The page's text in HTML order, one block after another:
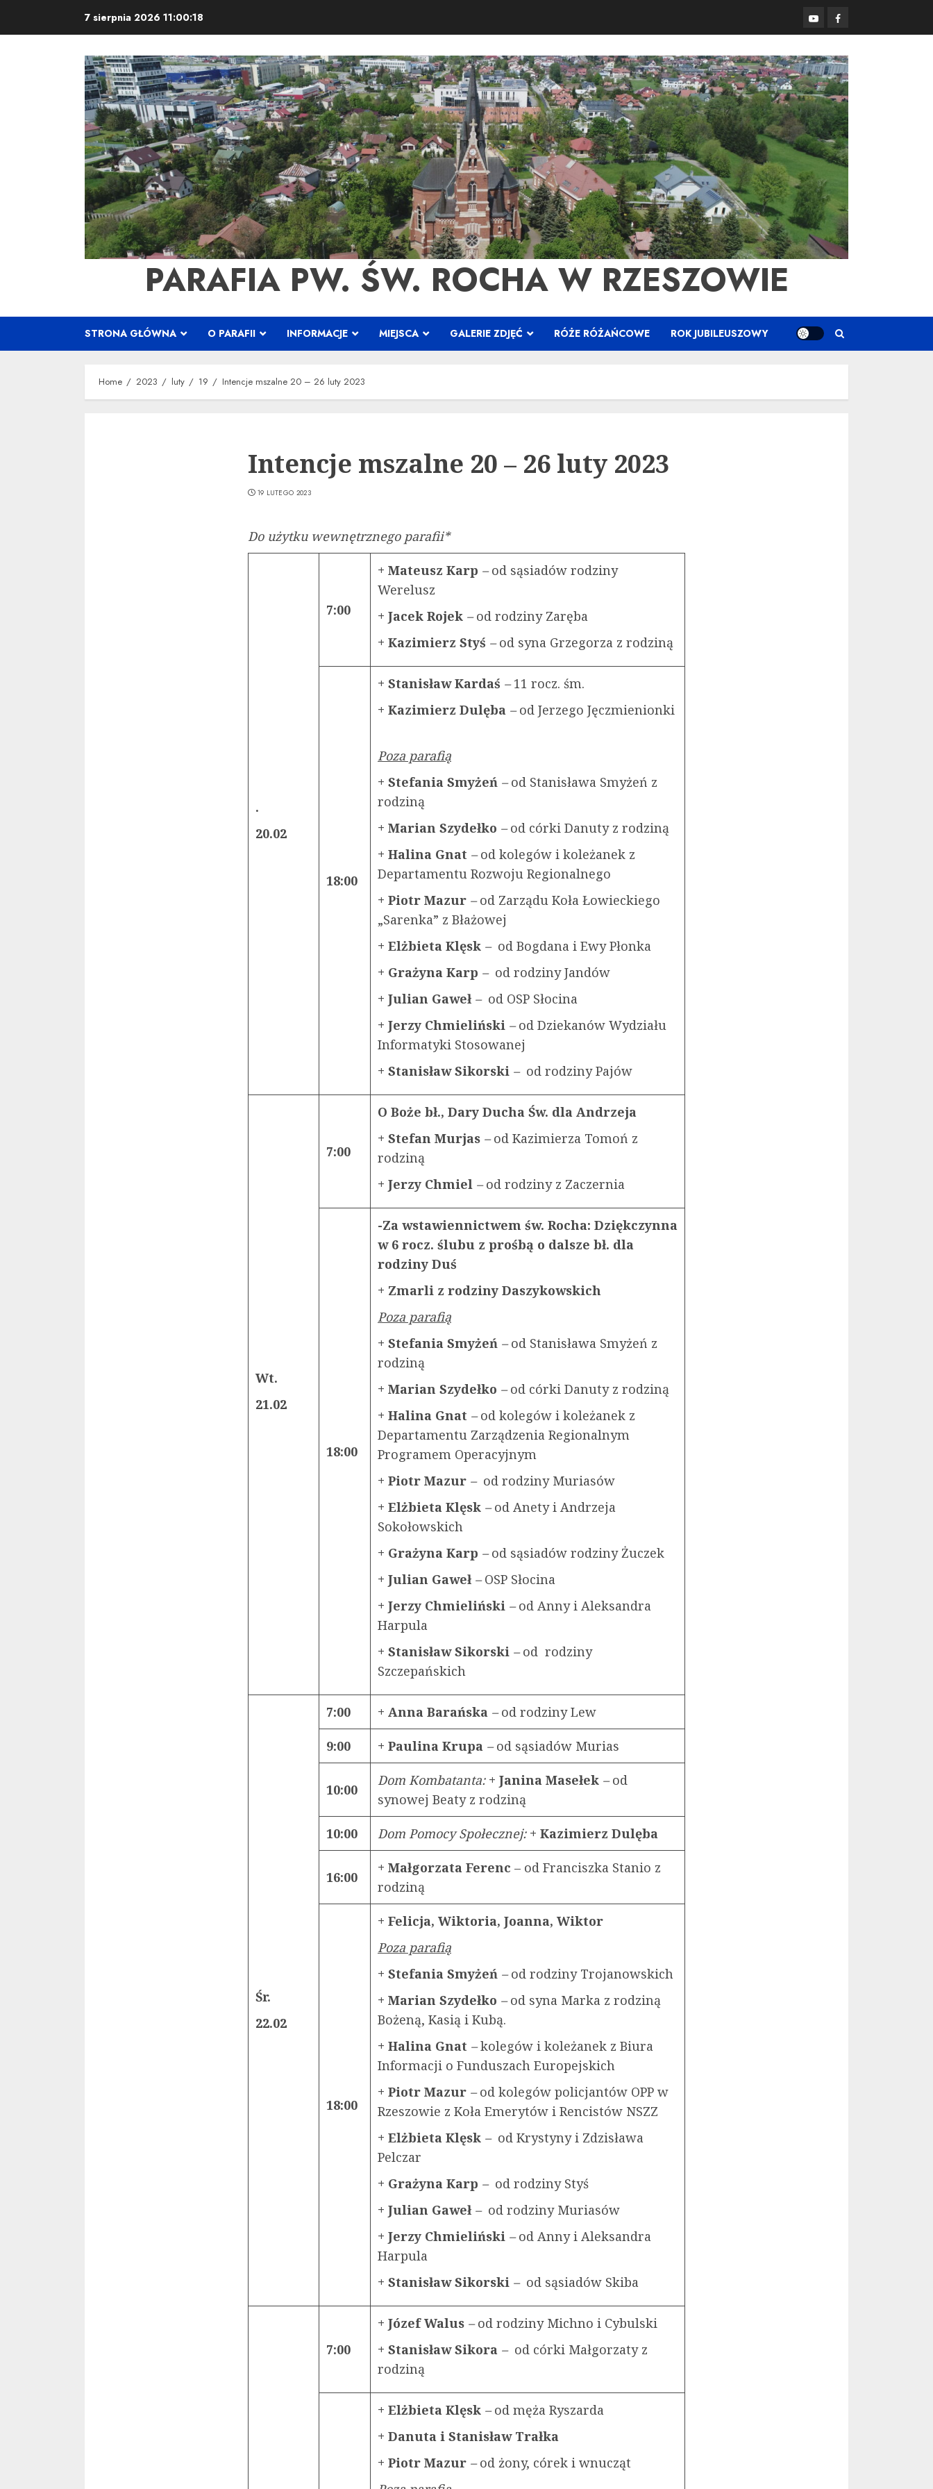
7 sierpnia 2026 11:00:19 YouTubeFacebook
PARAFIA PW. ŚW. ROCHA W RZESZOWIE
STRONA GŁÓWNA O PARAFII INFORMACJE MIEJSCA GALERIE ZDJĘĆ RÓŻE RÓŻAŃCOWE ROK JUBILEUSZOWY
Home 2023 luty 19 Intencje mszalne 20 – 26 luty 2023
Intencje mszalne 20 – 26 luty 2023
19 LUTEGO 2023
Do użytku wewnętrznego parafii*
.
20.02
7:00
+ Mateusz Karp –od sąsiadów rodziny
Werelusz
+ Jacek Rojek –od rodziny Zaręba
+ Kazimierz Styś –od syna Grzegorza z rodziną
18:00
+ Stanisław Kardaś –11 rocz. śm.
+ Kazimierz Dulęba –od Jerzego Jęczmienionki
Poza parafią
+ Stefania Smyżeń –od Stanisława Smyżeń z
rodziną
+ Marian Szydełko –od córki Danuty z rodziną
+ Halina Gnat –od kolegów i koleżanek z
Departamentu Rozwoju Regionalnego
+ Piotr Mazur –od Zarządu Koła Łowieckiego
„Sarenka” z Błażowej
+ Elżbieta Klęsk – od Bogdana i Ewy Płonka
+ Grażyna Karp – od rodziny Jandów
+ Julian Gaweł – od OSP Słocina
+ Jerzy Chmieliński –od Dziekanów Wydziału
Informatyki Stosowanej
+ Stanisław Sikorski – od rodziny Pajów
Wt.
21.02
7:00
O Boże bł., Dary Ducha Św. dla Andrzeja
+ Stefan Murjas –od Kazimierza Tomoń z
rodziną
+ Jerzy Chmiel –od rodziny z Zaczernia
18:00
-Za wstawiennictwem św. Rocha: Dziękczynna
w 6 rocz. ślubu z prośbą o dalsze bł. dla
rodziny Duś
+ Zmarli z rodziny Daszykowskich
Poza parafią
+ Stefania Smyżeń –od Stanisława Smyżeń z
rodziną
+ Marian Szydełko –od córki Danuty z rodziną
+ Halina Gnat –od kolegów i koleżanek z
Departamentu Zarządzenia Regionalnym
Programem Operacyjnym
+ Piotr Mazur – od rodziny Muriasów
+ Elżbieta Klęsk –od Anety i Andrzeja
Sokołowskich
+ Grażyna Karp –od sąsiadów rodziny Żuczek
+ Julian Gaweł –OSP Słocina
+ Jerzy Chmieliński –od Anny i Aleksandra
Harpula
+ Stanisław Sikorski –od rodziny
Szczepańskich
Śr.
22.02
7:00 + Anna Barańska –od rodziny Lew
9:00 + Paulina Krupa –od sąsiadów Murias
10:00
Dom Kombatanta:+ Janina Masełek –od
synowej Beaty z rodziną
10:00 Dom Pomocy Społecznej:+ Kazimierz Dulęba
16:00
+ Małgorzata Ferenc – od Franciszka Stanio z
rodziną
18:00
+ Felicja, Wiktoria, Joanna, Wiktor
Poza parafią
+ Stefania Smyżeń –od rodziny Trojanowskich
+ Marian Szydełko –od syna Marka z rodziną
Bożeną, Kasią i Kubą.
+ Halina Gnat –kolegów i koleżanek z Biura
Informacji o Funduszach Europejskich
+ Piotr Mazur –od kolegów policjantów OPP w
Rzeszowie z Koła Emerytów i Rencistów NSZZ
+ Elżbieta Klęsk – od Krystyny i Zdzisława
Pelczar
+ Grażyna Karp – od rodziny Styś
+ Julian Gaweł – od rodziny Muriasów
+ Jerzy Chmieliński –od Anny i Aleksandra
Harpula
+ Stanisław Sikorski – od sąsiadów Skiba
7:00
+ Józef Walus –od rodziny Michno i Cybulski
+ Stanisław Sikora – od córki Małgorzaty z
rodziną
+ Elżbieta Klęsk –od męża Ryszarda
+ Danuta i Stanisław Trałka
+ Piotr Mazur –od żony, córek i wnucząt